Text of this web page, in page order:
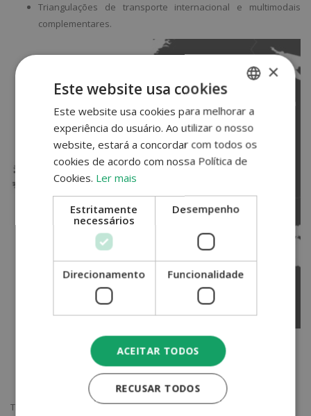
Triangulações de transporte internacional e multimodais
complementares.
TRANSPORTE RODOVIÁRIO...Não perca tempo peça-nos já uma
PORTUGUESE
ENGLISH
×
Este website usa cookies
Este website usa cookies para melhorar a
experiência do usuário. Ao utilizar o nosso
website, estará a concordar com todos os
cookies de acordo com nossa Política de
Cookies. Ler mais
Estritamente
necessários
Desempenho
Direcionamento Funcionalidade
ACEITAR TODOS
RECUSAR TODOS